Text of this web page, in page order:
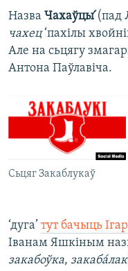
Назва Чахаўцы́(пад
чахец‘пахілы
Але на сьцягу
Антона Паўлавіча.
Сьцяг Закаблукаў
‘дуга’ тут бачыць
Іванам Яшкіным
закабоўка, закабáлак